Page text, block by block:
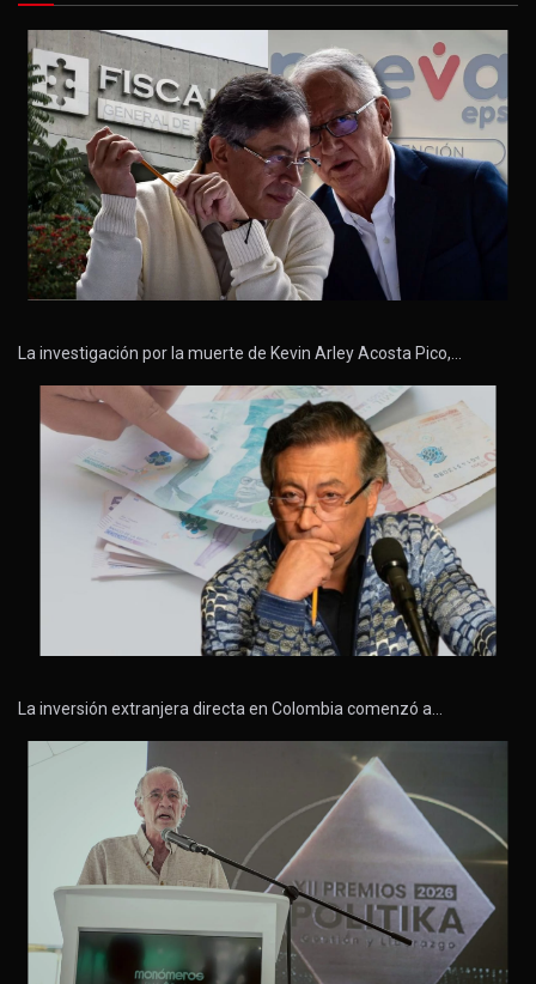
La investigación por la muerte de Kevin Arley Acosta Pico,…
La inversión extranjera directa en Colombia comenzó a…